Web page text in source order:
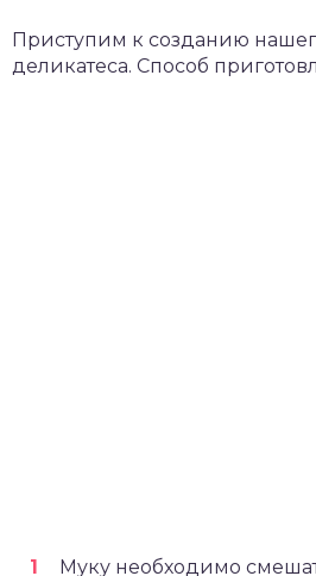
Приступим к созданию
деликатеса. Способ
Муку необходимо